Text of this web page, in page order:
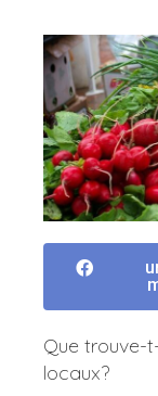
Que trouve-
locaux?